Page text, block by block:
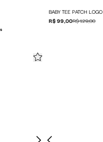
BABY TEE PATCH LOGO
R$ 99,00R$ 129,00